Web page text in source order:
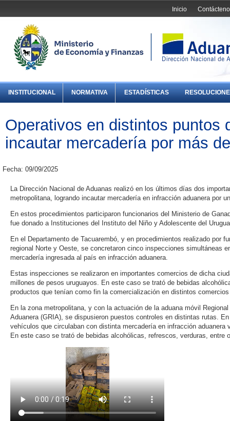
Inicio
INSTITUCIONAL NORMATIVA ESTADÍSTICAS
Operativos en distintos puntos
incautar mercadería por más
Fecha: 09/09/2025
La Dirección Nacional de Aduanas realizó en los últimos días dos
metropolitana, logrando incautar mercadería en infracción aduanera por
En estos procedimientos participaron funcionarios del Ministerio de
fue donado a Instituciones del Instituto del Niño y Adolescente del
En el Departamento de Tacuarembó, y en procedimientos realizado por
regional Norte y Oeste, se concretaron cinco inspecciones simultáneas
mercadería ingresada al país en infracción aduanera.
Estas inspecciones se realizaron en importantes comercios de dicha
millones de pesos uruguayos. En este caso se trató de bebidas
productos que tenían como fin la comercialización en distintos
En la zona metropolitana, y con la actuación de la aduana móvil
Aduanera (GRIA), se dispusieron puestos controles en distintas rutas.
vehículos que circulaban con distinta mercadería en infracción
En este caso se trató de bebidas alcohólicas, refrescos, verduras, entre